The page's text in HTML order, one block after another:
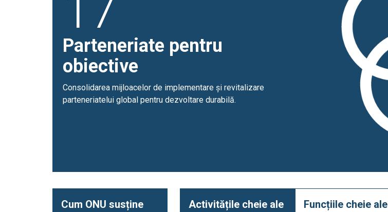
Parteneriate pentru
obiective
Consolidarea mijloacelor de implementare și revitalizare
parteneriatelui global pentru dezvoltare durabilă.
Cum ONU susține
Activitățile cheie ale
Funcțiile cheie ale